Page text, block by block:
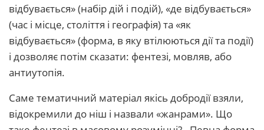
відбувається» (набір дій і подій), «де відбувається»
(час і місце, століття і географія) та «як
відбувається» (форма, в яку втілюються дії та події)
і дозволяє потім сказати: фентезі, мовляв, або
антиутопія.
Саме тематичний матеріал якісь добродії взяли,
відокремили до ніш і назвали «жанрами». Що